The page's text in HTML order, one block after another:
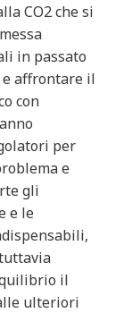
CO2 che si
in passato
e affrontare il
con
per
e
gli
e le
il
ulteriori